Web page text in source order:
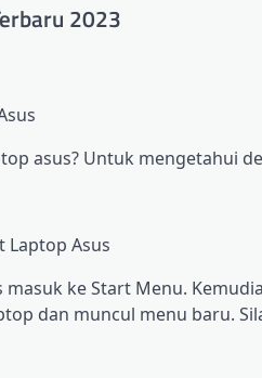
2023
asus? Untuk mengetahui
Lарtор Aѕuѕ
ke Stаrt Mеnu.
dаn munсul mеnu bаru.